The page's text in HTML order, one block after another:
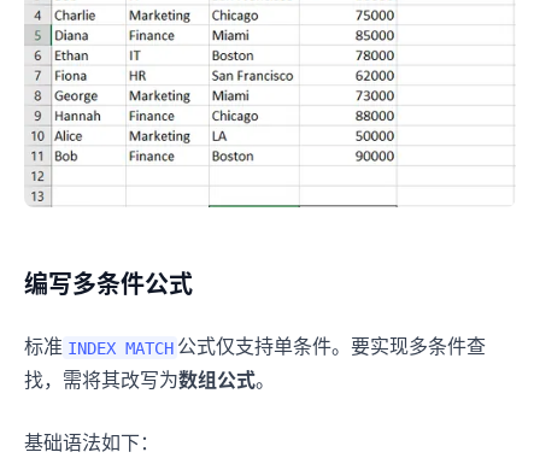
编写多条件公式
标准 INDEX MATCH 公式仅支持单条件。要实现多条件查
找，需将其改写为数组公式。
基础语法如下：